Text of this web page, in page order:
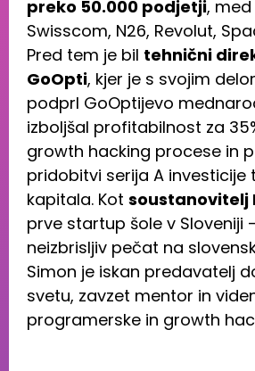
preko 50.000 podjetji,
Swisscom, N26, Revolut,
Pred tem je bil tehnični
GoOpti, kjer je s svojim
podprl GoOptijevo
izboljšal profitabilnost za
growth hacking procese in
pridobitvi serija A investicije
kapitala. Kot soustanovitelj
prve startup šole v Sloveniji
neizbrisljiv pečat na
Simon je iskan predavatelj
svetu, zavzet mentor in
programerske in growth